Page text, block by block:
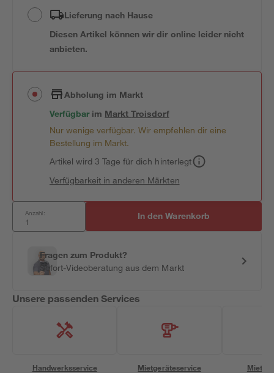
Lieferung nach Hause
Diesen Artikel können wir dir online leider nicht
anbieten.
Abholung im Markt
Verfügbar im MarktTroisdorf
Nur wenige verfügbar. Wir empfehlen dir eine
Bestellung im Markt.
Artikel wird 3 Tage für dich hinterlegt
Verfügbarkeit in anderen Märkten
Anzahl: In den Warenkorb
Fragen zum Produkt?
Sofort-Videoberatung aus dem Markt
Unsere passenden Services
Handwerksservice Mietgeräteservice